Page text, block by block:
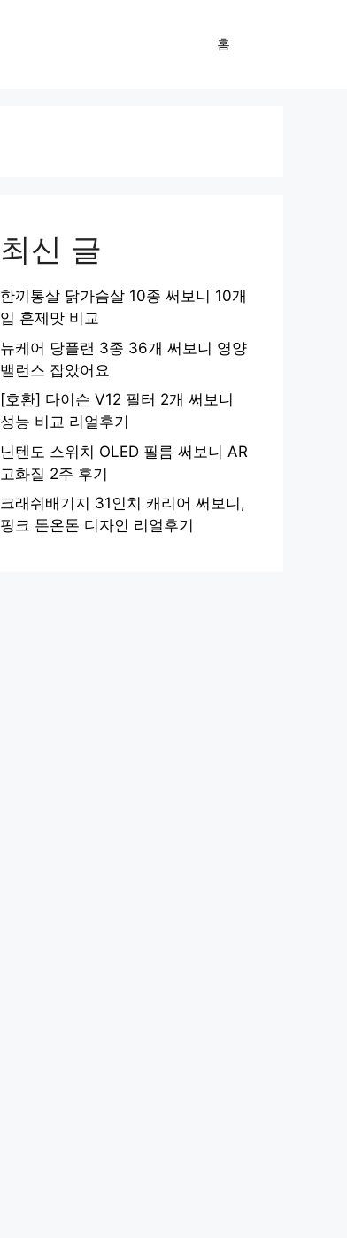
홈
최신 글
한끼통살 닭가슴살 10종 써보니 10개
입 훈제맛 비교
뉴케어 당플랜 3종 36개 써보니 영양
밸런스 잡았어요
[호환] 다이슨 V12 필터 2개 써보니
성능 비교 리얼후기
닌텐도 스위치 OLED 필름 써보니 AR
고화질 2주 후기
크래쉬배기지 31인치 캐리어 써보니,
핑크 톤온톤 디자인 리얼후기